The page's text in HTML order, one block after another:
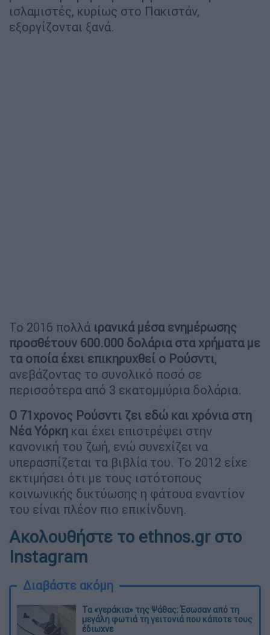
ισλαμιστές, κυρίως στο Πακιστάν,
εξοργίζονται ξανά.
Το 2016 πολλά ιρανικά μέσα ενημέρωσης
προσθέτουν 600.000 δολάρια στα χρήματα με
τα οποία έχει επικηρυχθεί ο Ρούσντι,
ανεβάζοντας το συνολικό ποσό σε
περισσότερα από 3 εκατομμύρια δολάρια.
Ο 71χρονος Ρούσντι ζει εδώ και χρόνια στη
Νέα Υόρκη και έχει επιστρέψει στην
κανονική του ζωή, ενώ συνεχίζει να
υπερασπίζεται τα βιβλία του. Το 2012 είχε
εκτιμήσει ότι με τους ιστότοπους
κοινωνικής δικτύωσης η φάτουα εναντίον
του είναι πλέον πιο επικίνδυνη.
Ακολουθήστε το ethnos.gr στο
Instagram
Διαβάστε ακόμη
Τα «γεράκια» της Ψάθας: Έσωσαν από τη
μεγάλη φωτιά τη γειτονιά που κάποτε τους
έδιωχνε